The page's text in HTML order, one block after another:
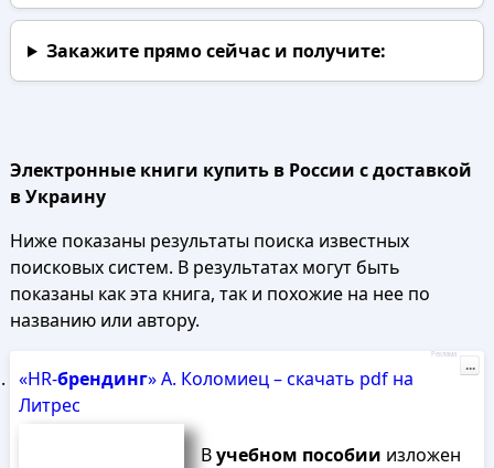
Закажите прямо сейчаси получите:
Электронные книги купить в России с доставкой
в Украину
Ниже показаны результаты поиска известных
поисковых систем. В результатах могут быть
показаны как эта книга, так и похожие на нее по
названию или автору.
«HR-брендинг» А. Коломиец – скачать pdf на
Литрес
Вучебном пособии изложен
Реклама
...